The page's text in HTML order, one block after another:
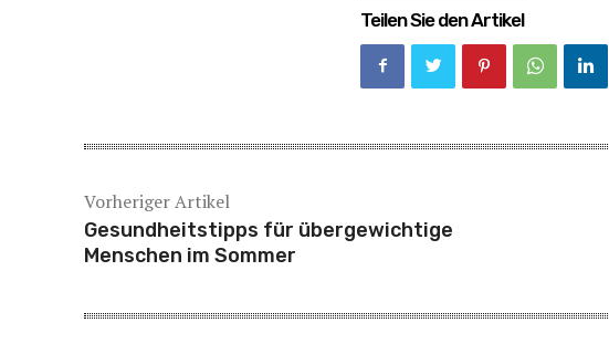
Teilen Sie den Artikel
Vorheriger Artikel
Gesundheitstipps für übergewichtige
Menschen im Sommer